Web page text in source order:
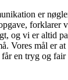
er
forklarer
og vi er altid
Vores mål er at
en tryg og fair